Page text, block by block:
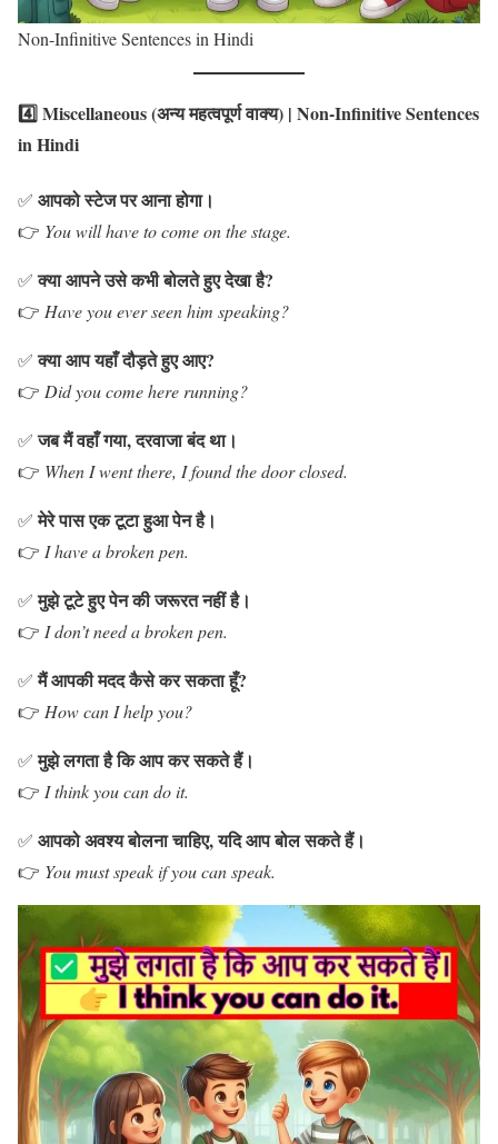
Non-Infinitive Sentences in Hindi
4️⃣ Miscellaneous (अन्य महत्वपूर्ण वाक्य) | Non-Infinitive Sentences
in Hindi
✅ आपको स्टेज पर आना होगा।
👉 You will have to come on the stage.
✅क्या आपने उसे कभी बोलते हुए देखा है?
👉 Have you ever seen him speaking?
✅क्या आप यहाँ दौड़ते हुए आए?
👉 Did you come here running?
✅जब मैं वहाँ गया, दरवाजा बंद था।
👉 When I went there, I found the door closed.
✅मेरे पास एक टूटा हुआ पेन है।
👉 I have a broken pen.
✅मुझे टूटे हुए पेन की जरूरत नहीं है।
👉 I don’t need a broken pen.
✅मैं आपकी मदद कैसे कर सकता हूँ?
👉 How can I help you?
✅मुझे लगता है कि आप कर सकते हैं।
👉 I think you can do it.
✅ आपको अवश्य बोलना चाहिए, यदि आप बोल सकते हैं।
👉 You must speak if you can speak.